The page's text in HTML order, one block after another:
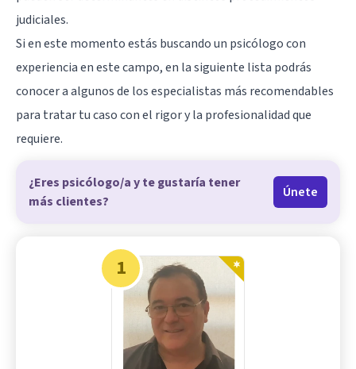
judiciales.
Si en este momento estás buscando un psicólogo con
experiencia en este campo, en la siguiente lista podrás
conocer a algunos de los especialistas más recomendables
para tratar tu caso con el rigor y la profesionalidad que
requiere.
¿Eres psicólogo/a y te gustaría tener
más clientes?
Únete
1